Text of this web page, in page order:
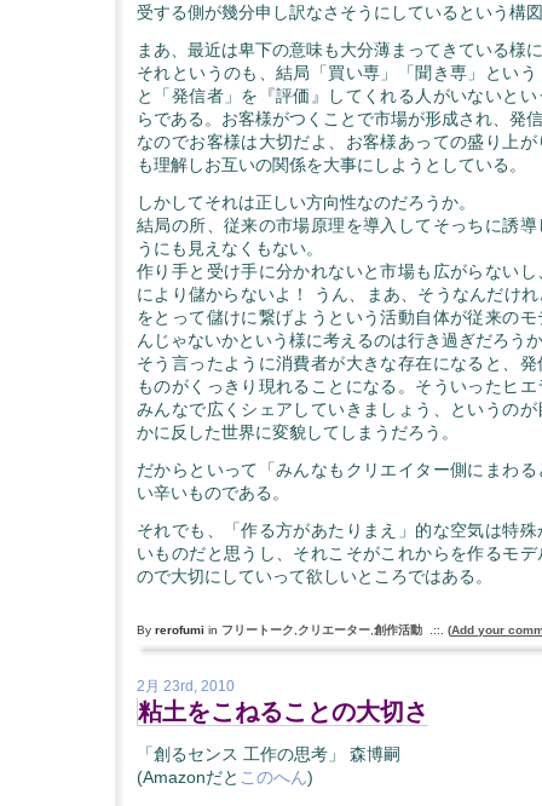
受する側が幾分申し訳なさそうにしているという構
まあ、最近は卑下の意味も大分薄まってきている様
それというのも、結局「買い専」「聞き専」とい
と「発信者」を『評価』してくれる人がいないと
らである。お客様がつくことで市場が形成され、発
なのでお客様は大切だよ、お客様あっての盛り上
も理解しお互いの関係を大事にしようとしている。
しかしてそれは正しい方向性なのだろうか。
結局の所、従来の市場原理を導入してそっちに誘
うにも見えなくもない。
作り手と受け手に分かれないと市場も広がらない
により儲からないよ！ うん、まあ、そうなんだけ
をとって儲けに繋げようという活動自体が従来の
んじゃないかという様に考えるのは行き過ぎだろう
そう言ったように消費者が大きな存在になると、
ものがくっきり現れることになる。そういったヒ
みんなで広くシェアしていきましょう、というの
かに反した世界に変貌してしまうだろう。
だからといって「みんなもクリエイター側にまわ
い辛いものである。
それでも、「作る方があたりまえ」的な空気は特
いものだと思うし、それこそがこれからを作るモ
ので大切にしていって欲しいところではある。
By rerofumi in フリートーク クリエーター 創作活動 .::. (Add your
2月 23rd, 2010
粘土をこねることの大切さ
「創るセンス 工作の思考」 森博嗣
(Amazonだと このへん)